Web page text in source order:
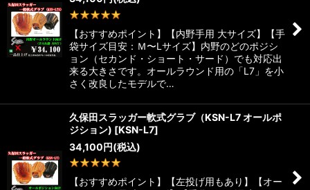
【おすすめポイント】【内野手用 大サイズ】【手
袋サイズ目安：Ｍ〜Lサイズ】内野のどのポジシ
ョン（セカンド・ショート・サード）でも対応出
来る大きさです。オールラウンド用の「L7」を小
さく改良したモデルで…
久保田スラッガー軟式グラブ（KSN-L7 オールポ
ジション) [KSN-L7]
34,100円(税込)
【おすすめポイント】【左投げ用もあり】【オー